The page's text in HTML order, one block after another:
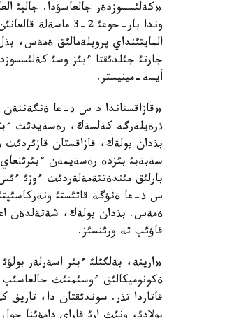
«كةلئسسوزدةر جالعاسؤدا. جالپئ
وندا بار-جوعئ 2-
المايتئنداي پروبلةمالئق ةمةس،
جارتئ جئلدئقتا ءبئز وسئ
أيسة-مينيستر.
«قازاقستاندا د س ذ-عا ةنگةننةن
ذرةيلةرگة كةلسةك، رةسةيدئث
بذدان بولةك، قازاقستان
سةبةبئ بئزدة رةسةيمةن
بارلئق مئندةتتةمةلةردئث ءوزئ
س ذ-عا ةنؤگة قاتئستئ
ةمةس. بذدان بولةك، شةتةلدةن
قاؤئپ تة ورئنسئز.
«ارينة، بةلگئلئ ءبئر اسةرلةر
ةكونوميكالئق ءوسئمنئث جالعاسئپ
قاتاردا تذر. سوندئقتان دا،